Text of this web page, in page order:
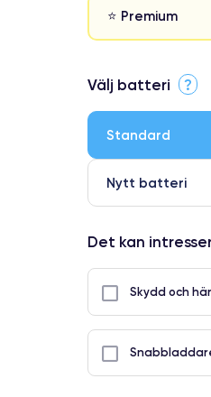
⭐ Premium
⭐ Premium
Välj batteri ?
Standard
Nytt batteri
Det kan
Skydd och